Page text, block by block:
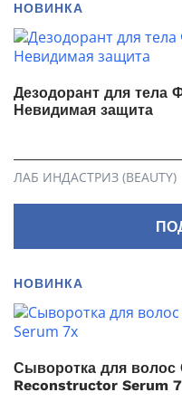
НОВИНКА
Дезодорант для тела
Невидимая защита
ЛАБ ИНДАСТРИЗ (BEAUTY)
НОВИНКА
Сыворотка для
Reconstructor Serum